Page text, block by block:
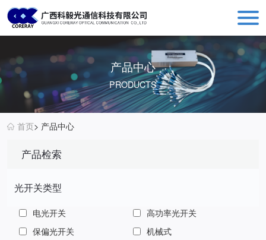
科毅光通信 - 光开关器件与设备生产销售厂商
产品中心
PRODUCTS
首页> 产品中心
产品检索
光开关类型
电光开关
高功率光开关
保偏光开关
机械式